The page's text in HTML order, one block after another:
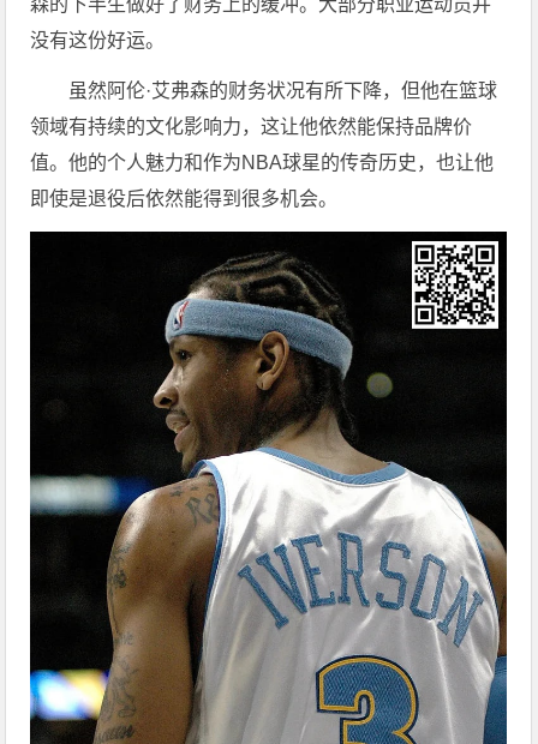
没有这份好运。
虽然阿伦·艾弗森的财务状况有所下降，但他在篮球
领域有持续的文化影响力，这让他依然能保持品牌价
值。他的个人魅力和作为NBA球星的传奇历史，也让他
即使是退役后依然能得到很多机会。